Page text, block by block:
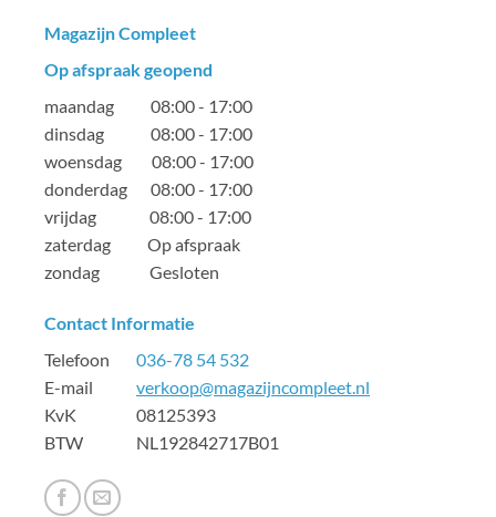
Magazijn Compleet
Op afspraak geopend
maandag 08:00 - 17:00
dinsdag 08:00 - 17:00
woensdag 08:00 - 17:00
donderdag 08:00 - 17:00
vrijdag 08:00 - 17:00
zaterdag Op afspraak
zondag Gesloten
Contact Informatie
Telefoon 036-78 54 532
E-mail verkoop@magazijncompleet.nl
KvK 08125393
BTW NL192842717B01